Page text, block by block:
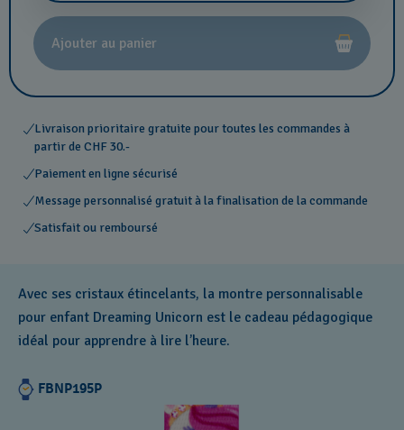
Ajouter au panier
Livraison prioritaire gratuite pour toutes les commandes à
partir de CHF 30.-
Paiement en ligne sécurisé
Message personnalisé gratuit à la finalisation de la commande
Satisfait ou remboursé
Avec ses cristaux étincelants, la montre personnalisable
pour enfant Dreaming Unicorn est le cadeau pédagogique
idéal pour apprendre à lire l’heure.
FBNP195P